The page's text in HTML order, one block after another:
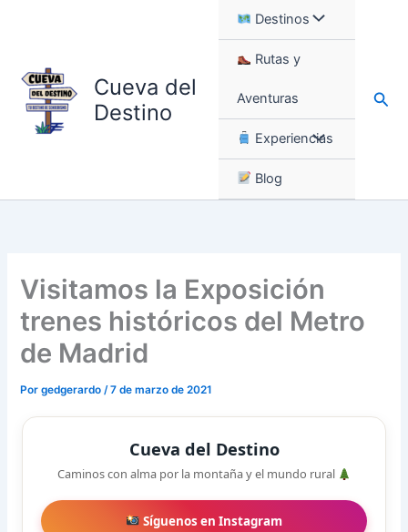
Cueva del
Destino
Destinos
Rutas y
Aventuras
Experiencias
Blog
Visitamos la Exposición
trenes históricos del Metro
de Madrid
Porgedgerardo/7 de marzo de 2021
Cueva del Destino
Caminos con alma por la montaña y el mundo rural
Síguenos en Instagram